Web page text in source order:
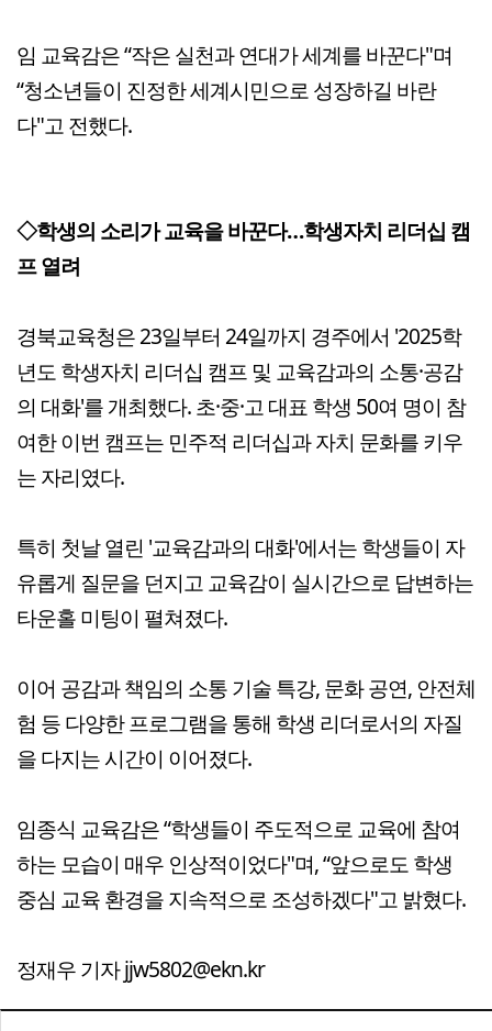
임 교육감은 “작은 실천과 연대가 세계를 바꾼다"며
“청소년들이 진정한 세계시민으로 성장하길 바란
다"고 전했다.
◇학생의 소리가 교육을 바꾼다…학생자치 리더십 캠
프 열려
경북교육청은 23일부터 24일까지 경주에서 '2025학
년도 학생자치 리더십 캠프 및 교육감과의 소통·공감
의 대화'를 개최했다. 초·중·고 대표 학생 50여 명이 참
여한 이번 캠프는 민주적 리더십과 자치 문화를 키우
는 자리였다.
특히 첫날 열린 '교육감과의 대화'에서는 학생들이 자
유롭게 질문을 던지고 교육감이 실시간으로 답변하는
타운홀 미팅이 펼쳐졌다.
이어 공감과 책임의 소통 기술 특강, 문화 공연, 안전체
험 등 다양한 프로그램을 통해 학생 리더로서의 자질
을 다지는 시간이 이어졌다.
임종식 교육감은 “학생들이 주도적으로 교육에 참여
하는 모습이 매우 인상적이었다"며, “앞으로도 학생
중심 교육 환경을 지속적으로 조성하겠다"고 밝혔다.
정재우 기자 jjw5802@ekn.kr